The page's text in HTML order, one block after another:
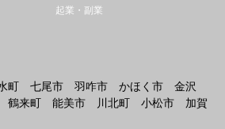
起業・副業
町 七尾市 羽咋市 かほく市 金沢
来町 能美市 川北町 小松市 加賀